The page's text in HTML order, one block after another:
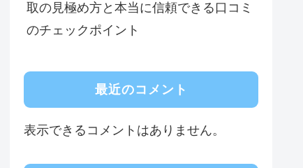
取の見極め方と本当に信頼できる口コミ
のチェックポイント
最近のコメント
表示できるコメントはありません。